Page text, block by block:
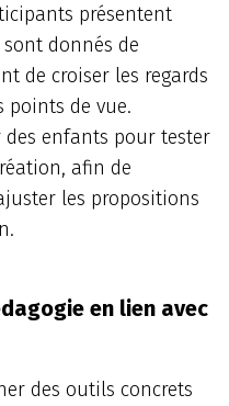
présentent
donnés de
de croiser les regards
points de vue.
des enfants pour tester
afin de
les propositions
en lien avec
des outils concrets